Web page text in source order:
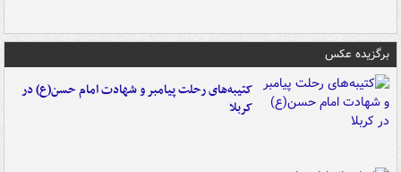
برگزیده عکس
کتیبه‌های رحلت پیامبر و شهادت امام حسن(ع) در
کربلا